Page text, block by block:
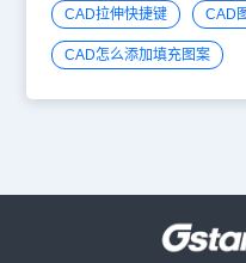
CAD拉伸快捷键 CAD
CAD怎么添加填充图案